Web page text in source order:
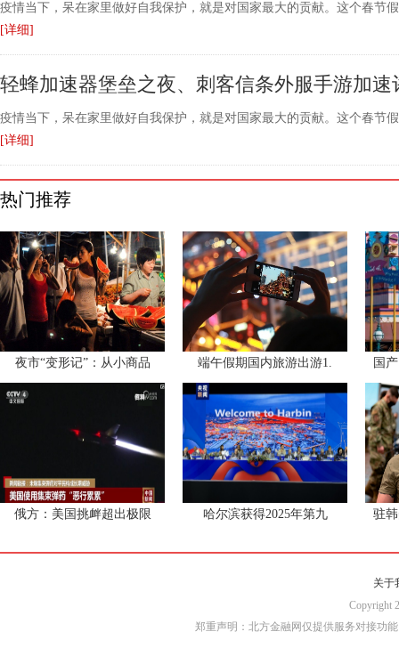
疫情当下，呆在家里做好自我保护，就是对国家最大的贡献。这个春节
[详细]
轻蜂加速器堡垒之夜、刺客信条外服手游加速
疫情当下，呆在家里做好自我保护，就是对国家最大的贡献。这个春节
[详细]
热门推荐
夜市“变形记”：从小商品 端午假期国内旅游出游1. 国
俄方：美国挑衅超出极限 哈尔滨获得2025年第九 驻
关于
Copyright
郑重声明：北方金融网仅提供服务对接功